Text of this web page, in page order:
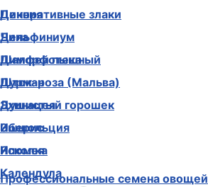
Декоративные злаки
Дельфиниум
Диморфотека
Дурман
Душистый горошек
Иберис
Ипомея
Календула
Цинния
Чина
Шалфей пышный
Шток-роза (Мальва)
Эхинацея
Эшшольция
Ясколка
Профессиональные семена овощей